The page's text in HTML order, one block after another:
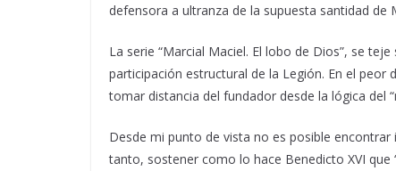
defensora a ultranza de la supuesta santidad de
La serie “Marcial Maciel. El lobo de Dios”, se
participación estructural de la Legión. En el
tomar distancia del fundador desde la lógica del
Desde mi punto de vista no es posible
tanto, sostener como lo hace Benedicto XVI que